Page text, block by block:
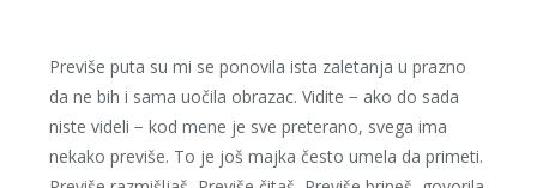
Previše puta su mi se ponovila ista zaletanja u prazno
da ne bih i sama uočila obrazac. Vidite − ako do sada
niste videli − kod mene je sve preterano, svega ima
nekako previše. To je još majka često umela da primeti.